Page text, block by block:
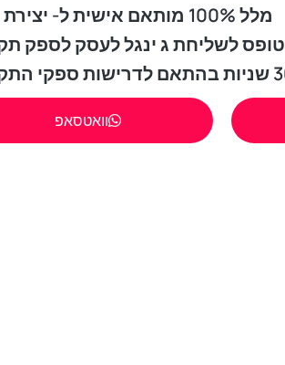
מלל 100% מותאם אישית ל- יצירת ג'ינגל
טופס לשליחת ג ינגל לעסק לספק
וואטסאפ